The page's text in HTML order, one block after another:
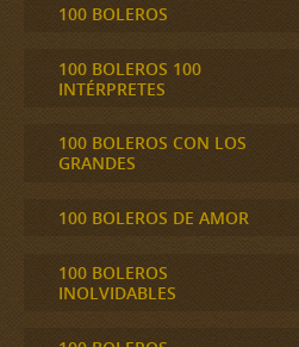
100 BOLEROS
100 BOLEROS 100
INTÉRPRETES
100 BOLEROS CON LOS
GRANDES
100 BOLEROS DE AMOR
100 BOLEROS
INOLVIDABLES